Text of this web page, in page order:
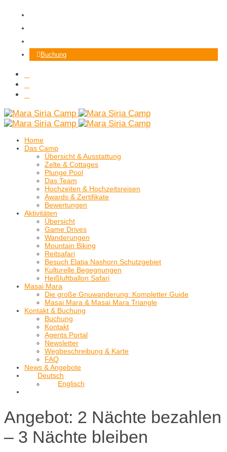
Buchung
Home
Das Camp
Übersicht & Ausstattung
Zelte & Cottages
Plunge Pool
Das Team
Hochzeiten & Hochzeitsreisen
Awards & Zertifikate
Bewertungen
Aktivitäten
Übersicht
Game Drives
Wanderungen
Mountain Biking
Reitsafari
Besuch Elatia Nashorn Schutzgebiet
Kulturelle Begegnungen
Heißluftballon Safari
Masai Mara
Die große Gnuwanderung: Kompletter Guide
Masai Mara & Masai Mara Triangle
Kontakt & Buchung
Buchung
Kontakt
Agents Portal
Newsletter
Wegbeschreibung & Karte
FAQ
News & Angebote
Deutsch
Englisch
Angebot: 2 Nächte bezahlen
– 3 Nächte bleiben